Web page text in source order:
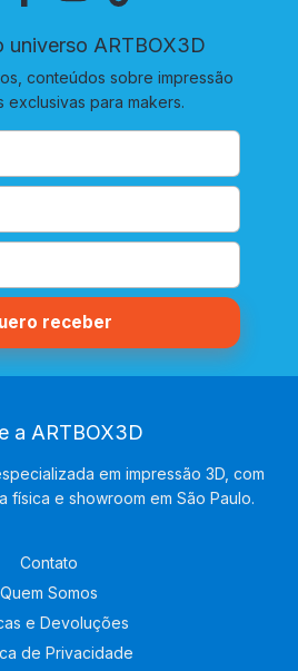
universo ARTBOX3D
conteúdos sobre impressão
exclusivas para makers.
a ARTBOX3D
em impressão 3D, com
física e showroom em São Paulo.
Contato
Quem Somos
e Devoluções
de Privacidade